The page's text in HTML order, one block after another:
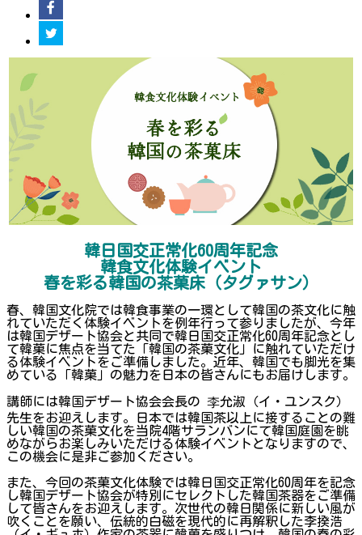
韓日国交正常化60周年記念
韓食文化体験イベント
春を彩る韓国の茶菓床（タグァサン）
春、韓国文化院では韓食事業の一環として韓国の茶文化に触
れていただく体験イベントを例年行って参りましたが、今年
は韓国デザート協会と共同で韓日国交正常化60周年記念とし
て韓菓に焦点を当てた「韓国の茶菓文化」に触れていただけ
る体験イベントをご準備しました。近年、韓国でも脚光を集
めている「韓菓」の魅力を日本の皆さんにもお届けします。
講師には韓国デザート協会会長の 李允淑（イ・ユンスク）
先生をお迎えします。日本では韓国茶以上に接することの難
しい韓国の茶菓文化を当院4階サランバンにて韓国庭園を眺
めながらお楽しみいただける体験イベントとなりますので、
この機会に是非ご参加ください。
また、今回の茶菓文化体験では韓日国交正常化60周年を記念
し韓国デザート協会が特別にセレクトした韓国茶器をご準備
して皆さんをお迎えします。次世代の韓日関係に新しい風が
吹くことを願い、伝統的白磁を現代的に再解釈した李揆浩